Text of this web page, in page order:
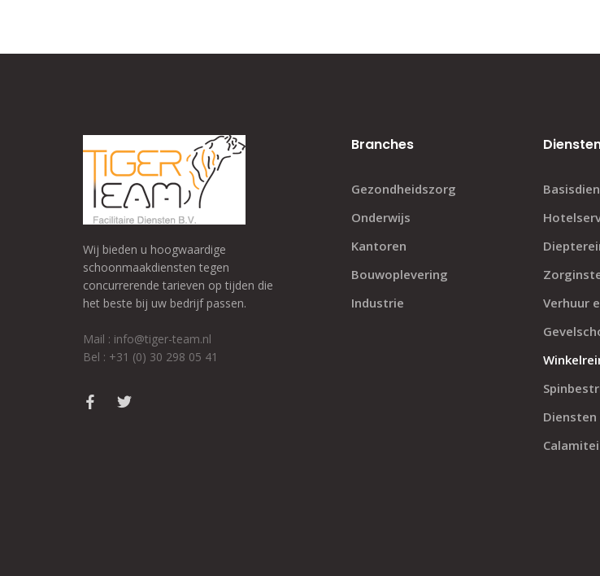
Wij bieden u hoogwaardige
schoonmaakdiensten tegen
concurrerende tarieven op tijden die
het beste bij uw bedrijf passen.
Mail : info@tiger-team.nl
Bel : +31 (0) 30 298 05 41
Branches
Gezondheidszorg
Onderwijs
Kantoren
Bouwoplevering
Industrie
Verhuur